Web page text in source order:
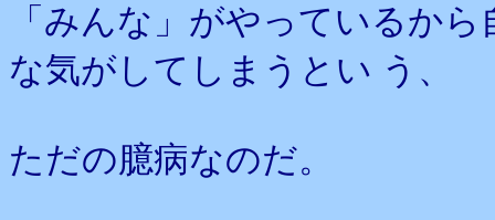
「みんな」がやっているか
な気がしてしまうとい う、
ただの臆病なのだ。